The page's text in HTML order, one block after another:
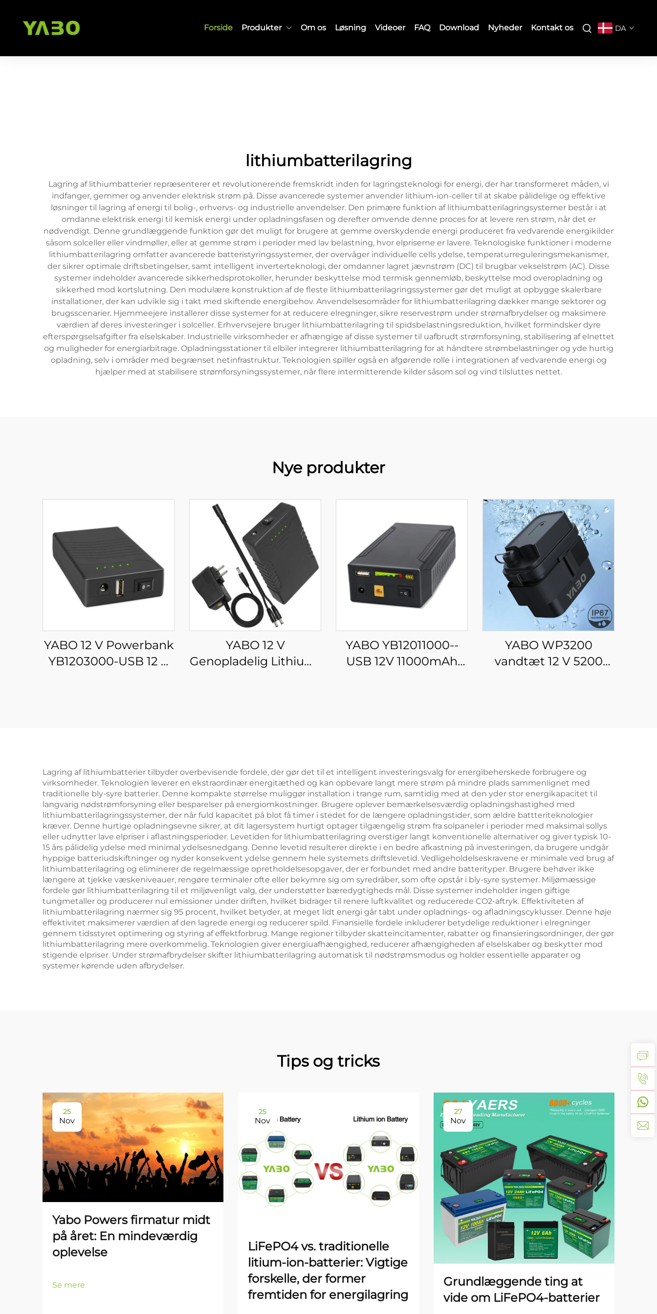
Forside Produkter Om os Løsning Videoer FAQ Download Nyheder Kontakt os DA
lithiumbatterilagring
Lagring af lithiumbatterier repræsenterer et revolutionerende fremskridt inden for lagringsteknologi for energi, der har transformeret måden, vi
indfanger, gemmer og anvender elektrisk strøm på. Disse avancerede systemer anvender lithium-ion-celler til at skabe pålidelige og effektive
løsninger til lagring af energi til bolig-, erhvervs- og industrielle anvendelser. Den primære funktion af lithiumbatterilagringsystemer består i at
omdanne elektrisk energi til kemisk energi under opladningsfasen og derefter omvende denne proces for at levere ren strøm, når det er
nødvendigt. Denne grundlæggende funktion gør det muligt for brugere at gemme overskydende energi produceret fra vedvarende energikilder
såsom solceller eller vindmøller, eller at gemme strøm i perioder med lav belastning, hvor elpriserne er lavere. Teknologiske funktioner i moderne
lithiumbatterilagring omfatter avancerede batteristyringssystemer, der overvåger individuelle cells ydelse, temperaturreguleringsmekanismer,
der sikrer optimale driftsbetingelser, samt intelligent inverterteknologi, der omdanner lagret jævnstrøm (DC) til brugbar vekselstrøm (AC). Disse
systemer indeholder avancerede sikkerhedsprotokoller, herunder beskyttelse mod termisk gennemløb, beskyttelse mod overopladning og
sikkerhed mod kortslutning. Den modulære konstruktion af de fleste lithiumbatterilagringssystemer gør det muligt at opbygge skalerbare
installationer, der kan udvikle sig i takt med skiftende energibehov. Anvendelsesområder for lithiumbatterilagring dækker mange sektorer og
brugsscenarier. Hjemmeejere installerer disse systemer for at reducere elregninger, sikre reservestrøm under strømafbrydelser og maksimere
værdien af deres investeringer i solceller. Erhvervsejere bruger lithiumbatterilagring til spidsbelastningsreduktion, hvilket formindsker dyre
efterspørgselsafgifter fra elselskaber. Industrielle virksomheder er afhængige af disse systemer til uafbrudt strømforsyning, stabilisering af elnettet
og muligheder for energiarbitrage. Opladningsstationer til elbiler integrerer lithiumbatterilagring for at håndtere strømbelastninger og yde hurtig
opladning, selv i områder med begrænset netinfrastruktur. Teknologien spiller også en afgørende rolle i integrationen af vedvarende energi og
hjælper med at stabilisere strømforsyningssystemer, når flere intermitterende kilder såsom sol og vind tilsluttes nettet.
Nye produkter
YABO 12 V Powerbank
YB1203000-USB 12 V
YABO 12 V
Genopladelig Lithium-
overvågningskamera
YABO YB12011000--
USB 12V 11000mAh
YABO WP3200
vandtæt 12 V 5200
Lagring af lithiumbatterier tilbyder overbevisende fordele, der gør det til et intelligent investeringsvalg for energibeherskede forbrugere og
virksomheder. Teknologien leverer en ekstraordinær energitæthed og kan opbevare langt mere strøm på mindre plads sammenlignet med
traditionelle bly-syre batterier. Denne kompakte størrelse muliggør installation i trange rum, samtidig med at den yder stor energikapacitet til
langvarig nødstrømforsyning eller besparelser på energiomkostninger. Brugere oplever bemærkelsesværdig opladningshastighed med
lithiumbatterilagringssystemer, der når fuld kapacitet på blot få timer i stedet for de længere opladningstider, som ældre battteriteknologier
kræver. Denne hurtige opladningsevne sikrer, at dit lagersystem hurtigt optager tilgængelig strøm fra solpaneler i perioder med maksimal sollys
eller udnytter lave elpriser i aflastningsperioder. Levetiden for lithiumbatterilagring overstiger langt konventionelle alternativer og giver typisk 10-
15 års pålidelig ydelse med minimal ydelsesnedgang. Denne levetid resulterer direkte i en bedre afkastning på investeringen, da brugere undgår
hyppige batteriudskiftninger og nyder konsekvent ydelse gennem hele systemets driftslevetid. Vedligeholdelseskravene er minimale ved brug af
lithiumbatterilagring og eliminerer de regelmæssige opretholdelsesopgaver, der er forbundet med andre batterityper. Brugere behøver ikke
længere at tjekke væskeniveauer, rengøre terminaler ofte eller bekymre sig om syredråber, som ofte opstår i bly-syre systemer. Miljømæssige
fordele gør lithiumbatterilagring til et miljøvenligt valg, der understøtter bæredygtigheds mål. Disse systemer indeholder ingen giftige
tungmetaller og producerer nul emissioner under driften, hvilket bidrager til renere luftkvalitet og reducerede CO2-aftryk. Effektiviteten af
lithiumbatterilagring nærmer sig 95 procent, hvilket betyder, at meget lidt energi går tabt under opladnings- og afladningscyklusser. Denne høje
effektivitet maksimerer værdien af den lagrede energi og reducerer spild. Finansielle fordele inkluderer betydelige reduktioner i elregninger
gennem tidsstyret optimering og styring af effektforbrug. Mange regioner tilbyder skatteincitamenter, rabatter og finansieringsordninger, der gør
lithiumbatterilagring mere overkommelig. Teknologien giver energiuafhængighed, reducerer afhængigheden af elselskaber og beskytter mod
stigende elpriser. Under strømafbrydelser skifter lithiumbatterilagring automatisk til nødstrømsmodus og holder essentielle apparater og
systemer kørende uden afbrydelser.
Tips og tricks
25
Nov
Yabo Powers firmatur midt
på året: En mindeværdig
oplevelse
Se mere
25
Nov
LiFePO4 vs. traditionelle
litium-ion-batterier: Vigtige
forskelle, der former
fremtiden for energilagring
27
Nov
Grundlæggende ting at
vide om LiFePO4-batterier
11